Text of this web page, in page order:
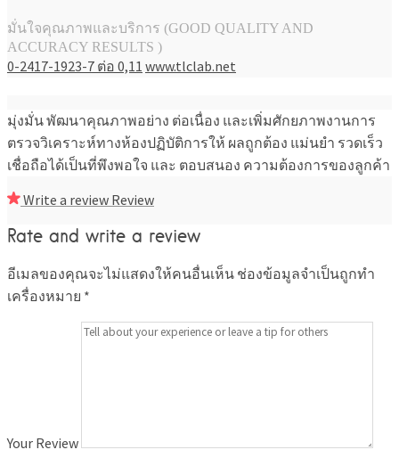
มั่นใจคุณภาพและบริการ (GOOD QUALITY AND
ACCURACY RESULTS )
0-2417-1923-7 ต่อ 0,11 www.tlclab.net
มุ่งมั่น พัฒนาคุณภาพอย่าง ต่อเนื่อง และเพิ่มศักยภาพงานการ
ตรวจวิเคราะห์ทางห้องปฏิบัติการให้ ผลถูกต้อง แม่นยำ รวดเร็ว
เชื่อถือได้เป็นที่พึงพอใจ และ ตอบสนอง ความต้องการของลูกค้า
Write a review Review
Rate and write a review
อีเมลของคุณจะไม่แสดงให้คนอื่นเห็น ช่องข้อมูลจำเป็นถูกทำ
เครื่องหมาย *
Your Review